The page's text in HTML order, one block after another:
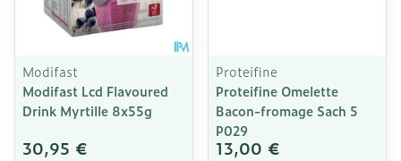
Modifast
Modifast Lcd Flavoured
Drink Myrtille 8x55g
30,95 €
Proteifine
Proteifine Omelette
Bacon-fromage Sach 5
P029
13,00 €